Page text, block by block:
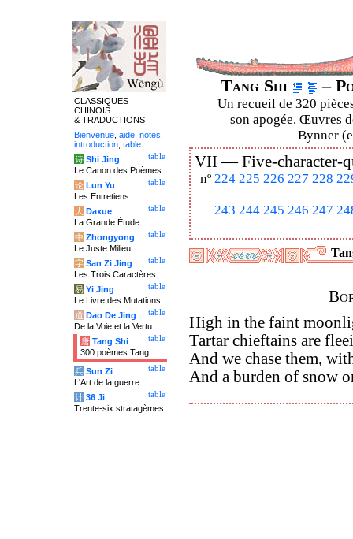
Tang Shi –
Un recueil de 320
son apogée. Œuvres
Bynner
VII —Five-character-
nº 224 225 226 227 228
243 244 245 246 247
High in the faint
Tartar chieftains are
And we chase them,
And a burden of snow
CLASSIQUES
CHINOIS
& TRADUCTIONS
Bienvenue aide notes
introduction table
table
诗 Shi Jing
Le Canon des Poèmes
table
论 Lun Yu
Les Entretiens
table
大 Daxue
La Grande Étude
table
中 Zhongyong
Le Juste Milieu
table
字 San Zi Jing
Les Trois Caractères
table
易 Yi Jing
Le Livre des Mutations
table
道 Dao De Jing
De la Voie et la Vertu
table
唐 Tang Shi
300 poèmes Tang
table
兵 Sun Zi
L'Art de la guerre
table
计 36 Ji
Trente-six stratagèmes